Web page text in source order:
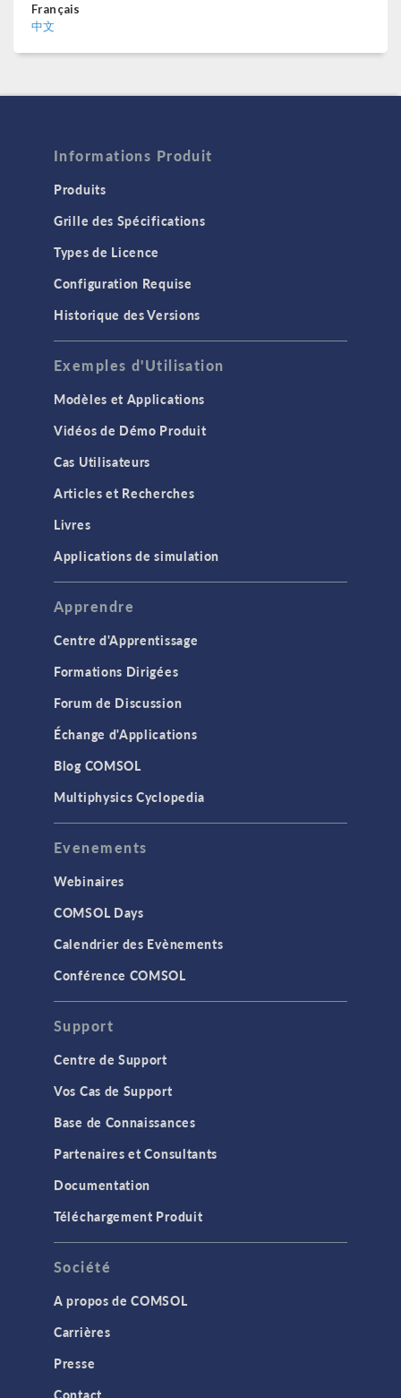
Français
中文
Informations Produit
Produits
Grille des Spécifications
Types de Licence
Configuration Requise
Historique des Versions
Exemples d'Utilisation
Modèles et Applications
Vidéos de Démo Produit
Cas Utilisateurs
Articles et Recherches
Livres
Applications de simulation
Apprendre
Centre d'Apprentissage
Formations Dirigées
Forum de Discussion
Échange d'Applications
Blog COMSOL
Multiphysics Cyclopedia
Evenements
Webinaires
COMSOL Days
Calendrier des Evènements
Conférence COMSOL
Support
Centre de Support
Vos Cas de Support
Base de Connaissances
Partenaires et Consultants
Documentation
Téléchargement Produit
Société
A propos de COMSOL
Carrières
Presse